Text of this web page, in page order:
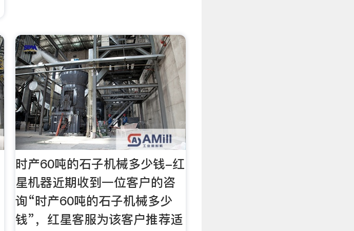
时产60吨的石子机械多少钱-红
星机器近期收到一位客户的咨
询“时产60吨的石子机械多少
钱”，红星客服为该客户推荐适